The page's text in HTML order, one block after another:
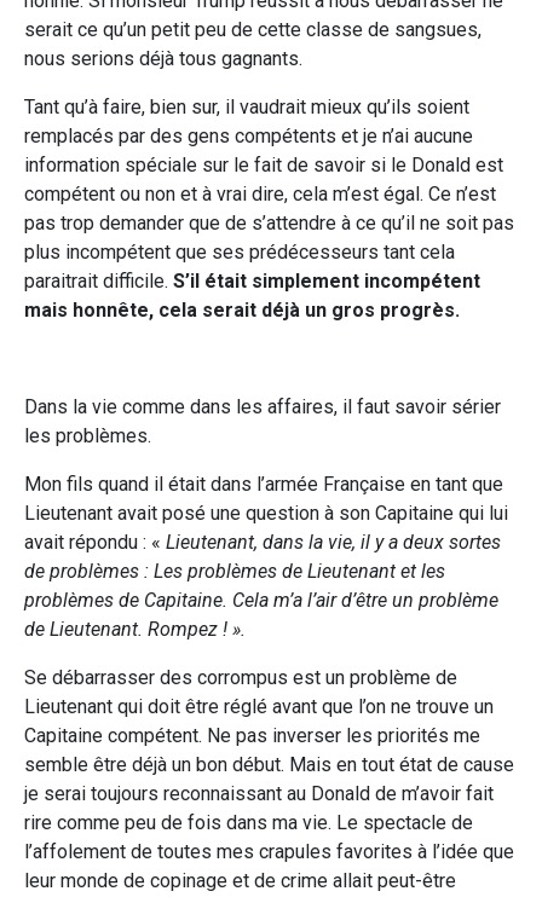
serait ce qu’un petit peu de cette classe de sangsues,
nous serions déjà tous gagnants.
Tant qu’à faire, bien sur, il vaudrait mieux qu’ils soient
remplacés par des gens compétents et je n’ai aucune
information spéciale sur le fait de savoir si le Donald est
compétent ou non et à vrai dire, cela m’est égal. Ce n’est
pas trop demander que de s’attendre à ce qu’il ne soit pas
plus incompétent que ses prédécesseurs tant cela
paraitrait difficile. S’il était simplement incompétent
mais honnête, cela serait déjà un gros progrès.
Dans la vie comme dans les affaires, il faut savoir sérier
les problèmes.
Mon fils quand il était dans l’armée Française en tant que
Lieutenant avait posé une question à son Capitaine qui lui
avait répondu : « Lieutenant, dans la vie, il y a deux sortes
de problèmes : Les problèmes de Lieutenant et les
problèmes de Capitaine. Cela m’a l’air d’être un problème
de Lieutenant. Rompez ! ».
Se débarrasser des corrompus est un problème de
Lieutenant qui doit être réglé avant que l’on ne trouve un
Capitaine compétent. Ne pas inverser les priorités me
semble être déjà un bon début. Mais en tout état de cause
je serai toujours reconnaissant au Donald de m’avoir fait
rire comme peu de fois dans ma vie. Le spectacle de
l’affolement de toutes mes crapules favorites à l’idée que
leur monde de copinage et de crime allait peut-être